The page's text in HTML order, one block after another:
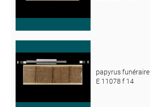
papyrus funéraire
E 11078 f 14